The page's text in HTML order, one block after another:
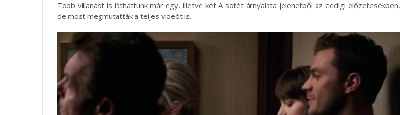
Több villanást is láthattunk már egy, illetve két A sötét árnyalata jelenetből az eddigi előzetesekben,
de most megmutatták a teljes videót is.